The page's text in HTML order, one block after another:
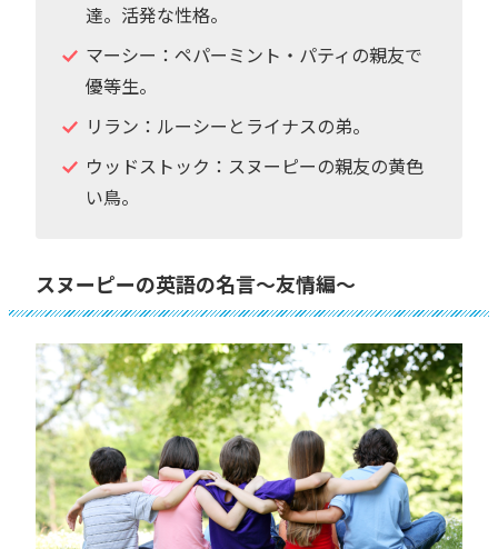
達。活発な性格。
マーシー：ペパーミント・パティの親友で
優等生。
リラン：ルーシーとライナスの弟。
ウッドストック：スヌーピーの親友の黄色
い鳥。
スヌーピーの英語の名言〜友情編〜